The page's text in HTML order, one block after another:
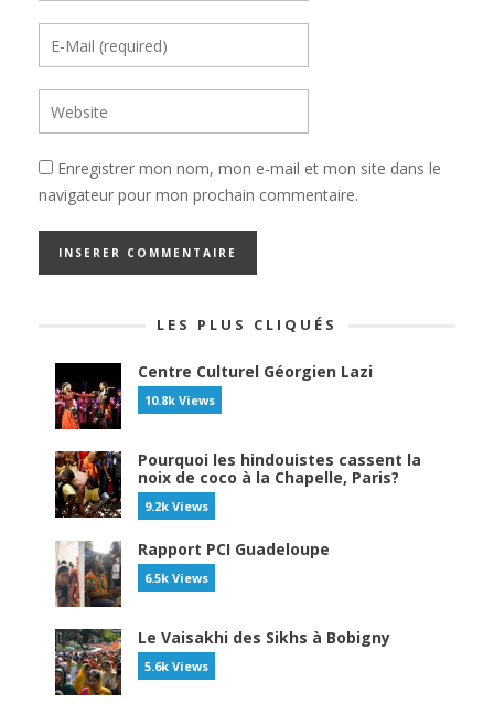
Enregistrer mon nom, mon e-mail et mon site dans le
navigateur pour mon prochain commentaire.
LES PLUS CLIQUÉS
Centre Culturel Géorgien Lazi
10.8k Views
Pourquoi les hindouistes cassent la
noix de coco à la Chapelle, Paris?
9.2k Views
Rapport PCI Guadeloupe
6.5k Views
Le Vaisakhi des Sikhs à Bobigny
5.6k Views